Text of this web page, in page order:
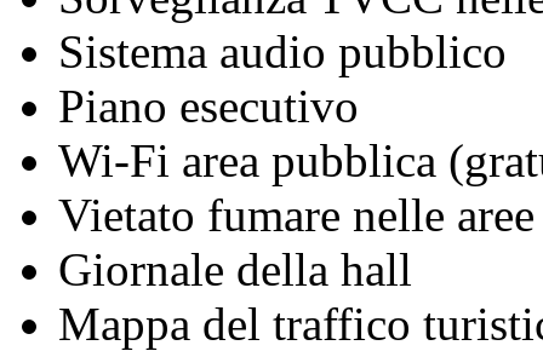
Sistema audio pubblico
Piano esecutivo
Wi-Fi area pubblica
Vietato fumare nelle
Giornale della hall
Mappa del traffico